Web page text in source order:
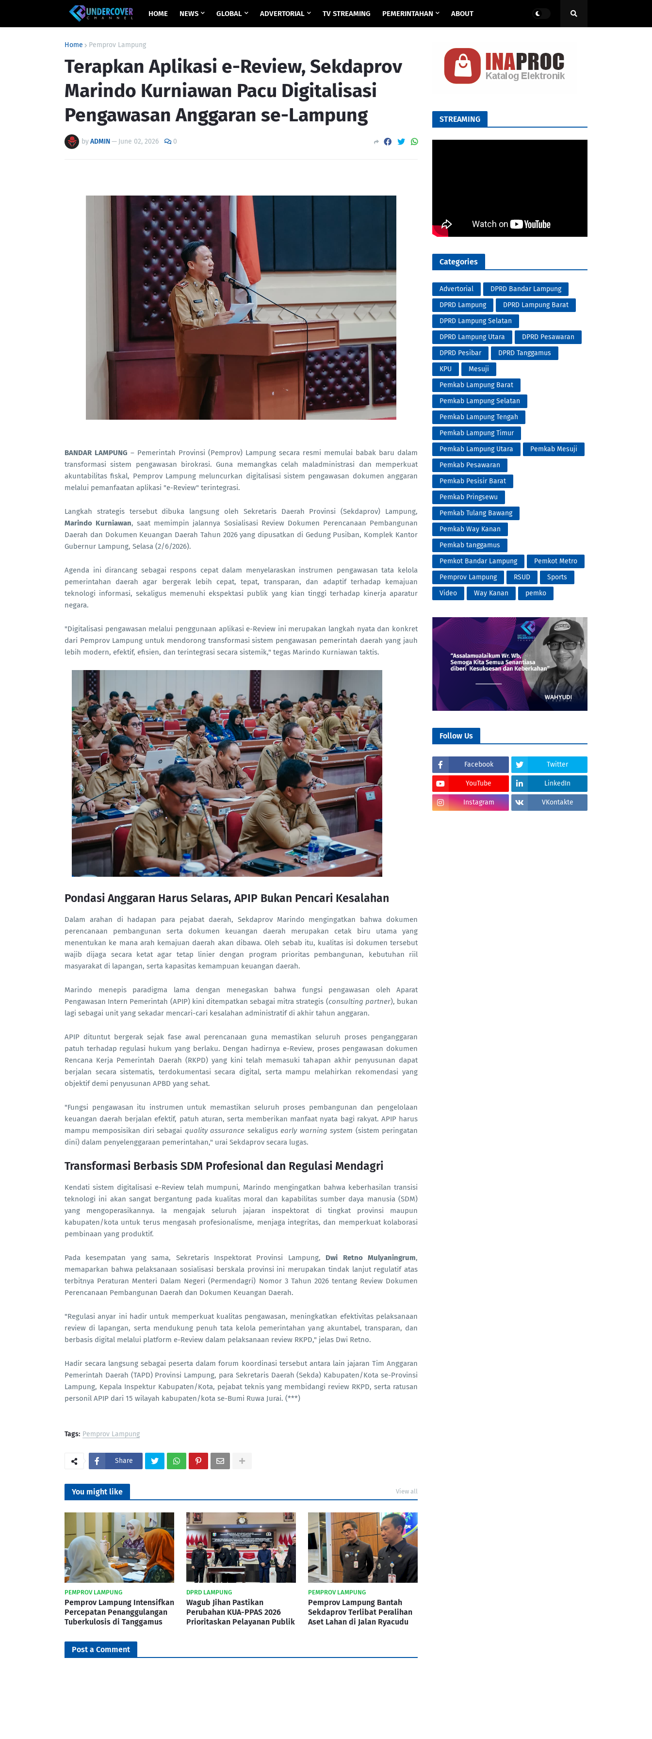
HOME NEWS GLOBAL ADVERTORIAL TV STREAMING PEMERINTAHAN ABOUT
Home Pemprov Lampung
Terapkan Aplikasi e-Review, Sekdaprov
Marindo Kurniawan Pacu Digitalisasi
Pengawasan Anggaran se-Lampung
byADMIN— June 02, 2026 0
BANDAR LAMPUNG – Pemerintah Provinsi (Pemprov) Lampung secara resmi memulai babak baru dalam
transformasi sistem pengawasan birokrasi. Guna memangkas celah maladministrasi dan memperkuat
akuntabilitas fiskal, Pemprov Lampung meluncurkan digitalisasi sistem pengawasan dokumen anggaran
melalui pemanfaatan aplikasi "e-Review" terintegrasi.
Langkah strategis tersebut dibuka langsung oleh Sekretaris Daerah Provinsi (Sekdaprov) Lampung,
Marindo Kurniawan, saat memimpin jalannya Sosialisasi Review Dokumen Perencanaan Pembangunan
Daerah dan Dokumen Keuangan Daerah Tahun 2026 yang dipusatkan di Gedung Pusiban, Komplek Kantor
Gubernur Lampung, Selasa (2/6/2026).
Agenda ini dirancang sebagai respons cepat dalam menyelaraskan instrumen pengawasan tata kelola
pemerintahan daerah agar bergerak lebih cepat, tepat, transparan, dan adaptif terhadap kemajuan
teknologi informasi, sekaligus memenuhi ekspektasi publik yang kian tinggi terhadap kinerja aparatur
negara.
"Digitalisasi pengawasan melalui penggunaan aplikasi e-Review ini merupakan langkah nyata dan konkret
dari Pemprov Lampung untuk mendorong transformasi sistem pengawasan pemerintah daerah yang jauh
lebih modern, efektif, efisien, dan terintegrasi secara sistemik," tegas Marindo Kurniawan taktis.
Pondasi Anggaran Harus Selaras, APIP Bukan Pencari Kesalahan
Dalam arahan di hadapan para pejabat daerah, Sekdaprov Marindo mengingatkan bahwa dokumen
perencanaan pembangunan serta dokumen keuangan daerah merupakan cetak biru utama yang
menentukan ke mana arah kemajuan daerah akan dibawa. Oleh sebab itu, kualitas isi dokumen tersebut
wajib dijaga secara ketat agar tetap linier dengan program prioritas pembangunan, kebutuhan riil
masyarakat di lapangan, serta kapasitas kemampuan keuangan daerah.
Marindo menepis paradigma lama dengan menegaskan bahwa fungsi pengawasan oleh Aparat
Pengawasan Intern Pemerintah (APIP) kini ditempatkan sebagai mitra strategis (consulting partner), bukan
lagi sebagai unit yang sekadar mencari-cari kesalahan administratif di akhir tahun anggaran.
APIP dituntut bergerak sejak fase awal perencanaan guna memastikan seluruh proses penganggaran
patuh terhadap regulasi hukum yang berlaku. Dengan hadirnya e-Review, proses pengawasan dokumen
Rencana Kerja Pemerintah Daerah (RKPD) yang kini telah memasuki tahapan akhir penyusunan dapat
berjalan secara sistematis, terdokumentasi secara digital, serta mampu melahirkan rekomendasi yang
objektif demi penyusunan APBD yang sehat.
"Fungsi pengawasan itu instrumen untuk memastikan seluruh proses pembangunan dan pengelolaan
keuangan daerah berjalan efektif, patuh aturan, serta memberikan manfaat nyata bagi rakyat. APIP harus
mampu memposisikan diri sebagai quality assurance sekaligusearly warning system (sistem peringatan
dini) dalam penyelenggaraan pemerintahan," urai Sekdaprov secara lugas.
Transformasi Berbasis SDM Profesional dan Regulasi Mendagri
Kendati sistem digitalisasi e-Review telah mumpuni, Marindo mengingatkan bahwa keberhasilan transisi
teknologi ini akan sangat bergantung pada kualitas moral dan kapabilitas sumber daya manusia (SDM)
yang mengoperasikannya. Ia mengajak seluruh jajaran inspektorat di tingkat provinsi maupun
kabupaten/kota untuk terus mengasah profesionalisme, menjaga integritas, dan memperkuat kolaborasi
pembinaan yang produktif.
Pada kesempatan yang sama, Sekretaris Inspektorat Provinsi Lampung, Dwi Retno Mulyaningrum,
memaparkan bahwa pelaksanaan sosialisasi berskala provinsi ini merupakan tindak lanjut regulatif atas
terbitnya Peraturan Menteri Dalam Negeri (Permendagri) Nomor 3 Tahun 2026 tentang Review Dokumen
Perencanaan Pembangunan Daerah dan Dokumen Keuangan Daerah.
"Regulasi anyar ini hadir untuk memperkuat kualitas pengawasan, meningkatkan efektivitas pelaksanaan
review di lapangan, serta mendukung penuh tata kelola pemerintahan yang akuntabel, transparan, dan
berbasis digital melalui platform e-Review dalam pelaksanaan review RKPD," jelas Dwi Retno.
Hadir secara langsung sebagai peserta dalam forum koordinasi tersebut antara lain jajaran Tim Anggaran
Pemerintah Daerah (TAPD) Provinsi Lampung, para Sekretaris Daerah (Sekda) Kabupaten/Kota se-Provinsi
Lampung, Kepala Inspektur Kabupaten/Kota, pejabat teknis yang membidangi review RKPD, serta ratusan
personil APIP dari 15 wilayah kabupaten/kota se-Bumi Ruwa Jurai. (***)
Tags: Pemprov Lampung
Share
You might like View all
PEMPROV LAMPUNG
Pemprov Lampung Intensifkan
Percepatan Penanggulangan
Tuberkulosis di Tanggamus
DPRD LAMPUNG
Wagub Jihan Pastikan
Perubahan KUA-PPAS 2026
Prioritaskan Pelayanan Publik
PEMPROV LAMPUNG
Pemprov Lampung Bantah
Sekdaprov Terlibat Peralihan
Aset Lahan di Jalan Ryacudu
Post a Comment
STREAMING
Categories
Advertorial
DPRD Bandar Lampung
DPRD Lampung
DPRD Lampung Barat
DPRD Lampung Selatan
DPRD Lampung Utara
DPRD Pesawaran
DPRD Pesibar
DPRD Tanggamus
KPU
Mesuji
Pemkab Lampung Barat
Pemkab Lampung Selatan
Pemkab Lampung Tengah
Pemkab Lampung Timur
Pemkab Lampung Utara
Pemkab Mesuji
Pemkab Pesawaran
Pemkab Pesisir Barat
Pemkab Pringsewu
Pemkab Tulang Bawang
Pemkab Way Kanan
Pemkab tanggamus
Pemkot Bandar Lampung
Pemkot Metro
Pemprov Lampung
RSUD
Sports
Video
Way Kanan pemko
Follow Us
Facebook Twitter
YouTube LinkedIn
Instagram VKontakte